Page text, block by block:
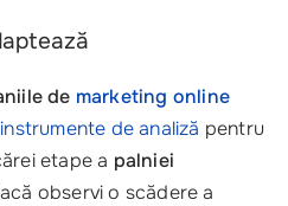
de marketing online
instrumente de analiză pentru
etape a palniei
observi o scădere a